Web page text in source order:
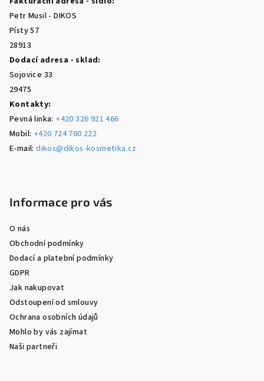
Petr Musil - DIKOS
Písty 57
28913
Dodací adresa - sklad:
Sojovice 33
29475
Kontakty:
Pevná linka: +420 326 921 466
Mobil: +420 724 760 222
E-mail:dikos@dikos-kosmetika.cz
Informace pro vás
O nás
Obchodní podmínky
Dodací a platební podmínky
GDPR
Jak nakupovat
Odstoupení od smlouvy
Ochrana osobních údajů
Mohlo by vás zajímat
Naši partneři